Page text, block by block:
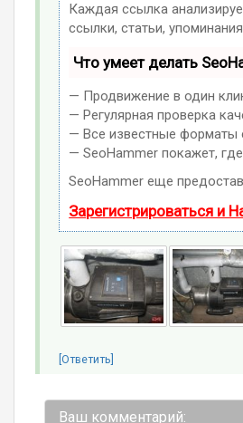
Каждая ссылка
ссылки, статьи,
Что умеет делать
— Продвижение в один
— Регулярная проверка
— Все известные форматы
— SeoHammer покажет,
SeoHammer еще
Зарегистрироваться и
[Ответить]
Ваш комментарий: